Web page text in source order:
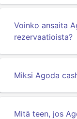
Voinko ansaita
rezervaatioista?
Miksi Agoda
Mitä teen, jos